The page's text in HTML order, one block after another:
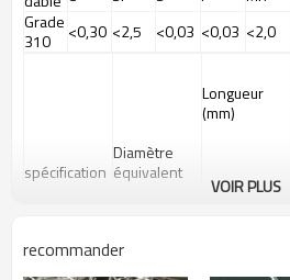
Grade
310
<0,30 <2,5 <0,03 <0,03 <2,0
spécification
Diamètre
équivalent
Longueur
(mm)
VOIR PLUS
recommander